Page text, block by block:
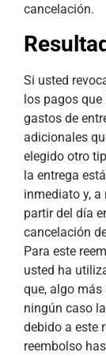
cancelación.
Si usted
los pagos
gastos de
adicionales
elegido otro
la entrega
inmediato y, a
partir del día
cancelación
Para este
usted ha
que, algo más
ningún caso
debido a este
reembolso